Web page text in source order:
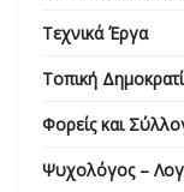
Τεχνικά Έργα
Τοπική
Φορείς και
Ψυχολόγος –